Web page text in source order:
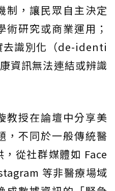
制，讓民眾自主決定
研究或商業運用；
去識別化（de-identi
資訊無法連結或辨識
教授在論壇中分享美
，不同於一般傳統醫
從社群媒體如 Face
等非醫療場域